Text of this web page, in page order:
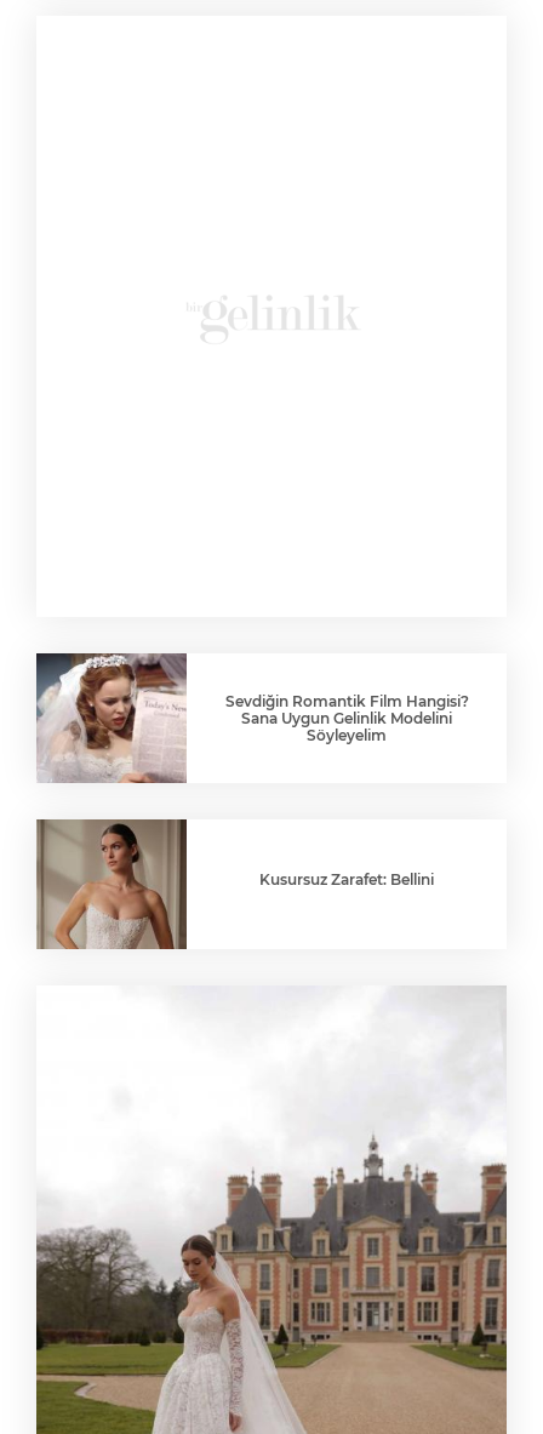
Sevdiğin Romantik Film Hangisi?
Sana Uygun Gelinlik Modelini
Söyleyelim
Kusursuz Zarafet: Bellini